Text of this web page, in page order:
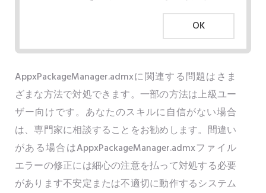
OK
AppxPackageManager.admxに関連する問題はさま
ざまな方法で対処できます。一部の方法は上級ユー
ザー向けです。あなたのスキルに自信がない場合
は、専門家に相談することをお勧めします。間違い
がある場合はAppxPackageManager.admxファイル
エラーの修正には細心の注意を払って対処する必要
があります不安定または不適切に動作するシステム